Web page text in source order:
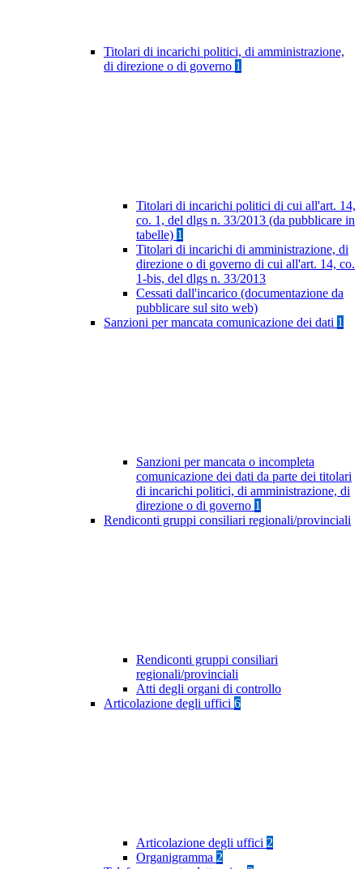
Titolari di incarichi politici, di amministrazione,
di direzione o di governo 1
Titolari di incarichi politici di cui all'art. 14,
co. 1, del dlgs n. 33/2013 (da pubblicare in
tabelle) 1
Titolari di incarichi di amministrazione, di
direzione o di governo di cui all'art. 14, co.
1-bis, del dlgs n. 33/2013
Cessati dall'incarico (documentazione da
pubblicare sul sito web)
Sanzioni per mancata comunicazione dei dati 1
Sanzioni per mancata o incompleta
comunicazione dei dati da parte dei titolari
di incarichi politici, di amministrazione, di
direzione o di governo 1
Rendiconti gruppi consiliari regionali/provinciali
Rendiconti gruppi consiliari
regionali/provinciali
Atti degli organi di controllo
Articolazione degli uffici 6
Articolazione degli uffici 2
Organigramma 2